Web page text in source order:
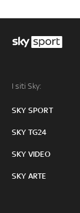
I siti Sky:
SKY SPORT
SKY TG24
SKY VIDEO
SKY ARTE